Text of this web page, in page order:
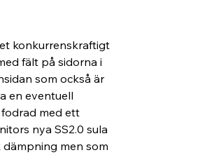
konkurrenskraftigt
fält på sidorna i
som också är
en eventuell
med ett
nya SS2.0 sula
men som